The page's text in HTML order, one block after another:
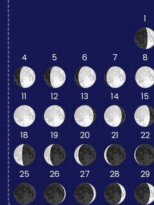
1
4 5 6 7 8
11 12 13 14 15
18 19 20 21 22
25 26 27 28 29